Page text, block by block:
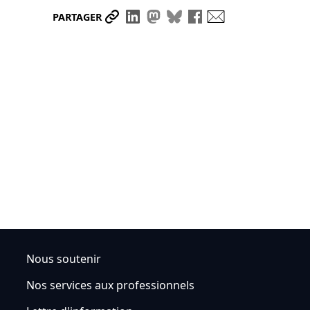
PARTAGER Partager le lien
Partager sur LinkedIn
Partager sur Mastodon
Partager sur Bluesky
Partager sur
Nous soutenir
Nos services aux professionnels